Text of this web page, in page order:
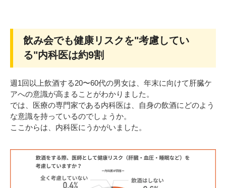
飲み会でも健康リスクを"考慮してい
る"内科医は約9割
週1回以上飲酒する20〜60代の男女は、年末に向けて肝臓ケ
アへの意識が高まることがわかりました。
では、医療の専門家である内科医は、自身の飲酒にどのよう
な意識を持っているのでしょうか。
ここからは、内科医にうかがいました。